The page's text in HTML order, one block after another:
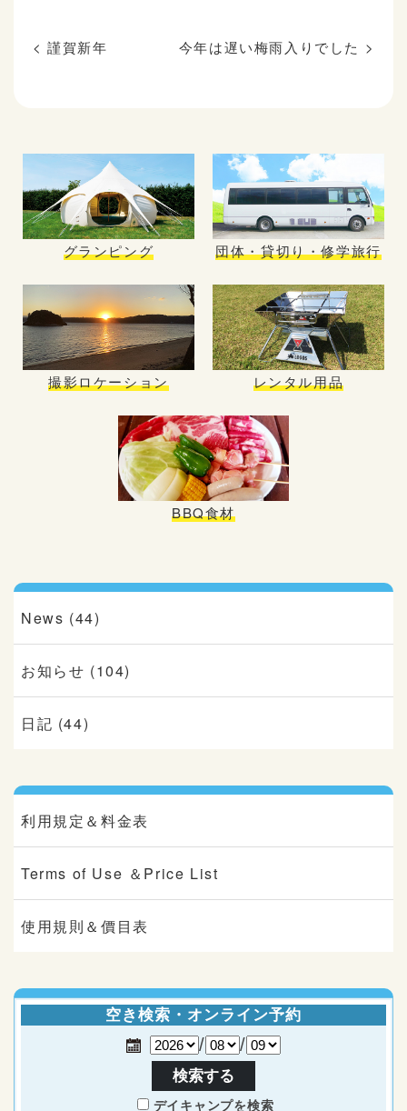
<謹賀新年 今年は遅い梅雨入りでした >
グランピング 団体・貸切り・修学旅行
撮影ロケーション レンタル用品
BBQ食材
News (44)
お知らせ (104)
日記 (44)
利用規定＆料金表
Terms of Use ＆Price List
使用規則＆價目表